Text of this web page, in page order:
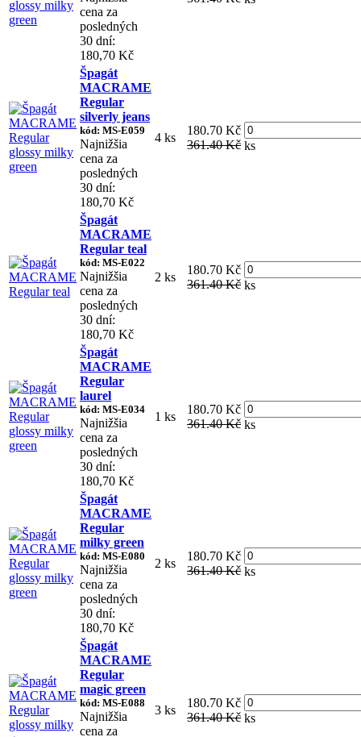
cena za
posledných
30 dní:
180,70 Kč
Špagát
MACRAME
Regular
silverly jeans
kód: MS-E059
Najnižšia
cena za
posledných
30 dní:
180,70 Kč
4 ks
180.70 Kč
361.40 Kč ks
Špagát
MACRAME
Regular teal
kód: MS-E022
Najnižšia
cena za
posledných
30 dní:
180,70 Kč
2 ks
180.70 Kč
361.40 Kč ks
Špagát
MACRAME
Regular
laurel
kód: MS-E034
Najnižšia
cena za
posledných
30 dní:
180,70 Kč
1 ks
180.70 Kč
361.40 Kč ks
Špagát
MACRAME
Regular
milky green
kód: MS-E080
Najnižšia
cena za
posledných
30 dní:
180,70 Kč
2 ks
180.70 Kč
361.40 Kč ks
Špagát
MACRAME
Regular
magic green
kód: MS-E088
Najnižšia
cena za
3 ks
180.70 Kč
361.40 Kč ks